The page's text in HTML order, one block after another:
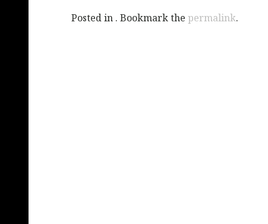
Posted in . Bookmark the permalink.